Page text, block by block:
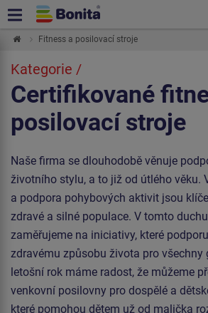
Fitness a posilovací stroje
Kategorie /
Certifikované
posilovací stroje
Naše firma se dlouhodobě věnuje
životního stylu, a to již od útlého věku.
a podpora pohybových aktivit jsou
zdravé a silné populace. V tomto
zaměřujeme na iniciativy, které
zdravému způsobu života pro všechny
letošní rok máme radost, že můžeme
venkovní posilovny pro dospělé a
které pomohou dětem už od malička